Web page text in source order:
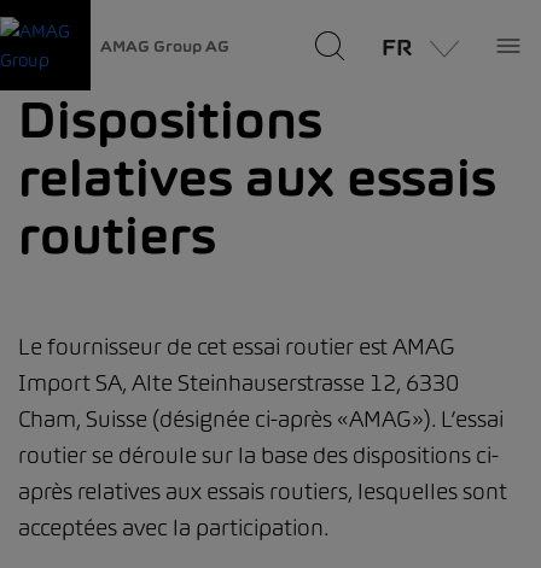
AMAG Group AG FR
Dispositions
relatives aux essais
routiers
Le fournisseur de cet essai routier est AMAG
Import SA, Alte Steinhauserstrasse 12, 6330
Cham, Suisse (désignée ci-après «AMAG»). L’essai
routier se déroule sur la base des dispositions ci-
après relatives aux essais routiers, lesquelles sont
acceptées avec la participation.